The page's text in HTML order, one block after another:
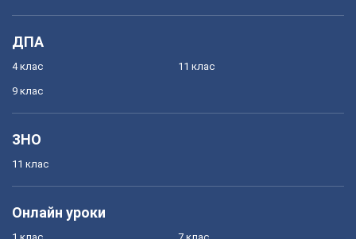
ДПА
4 клас
9 клас
11 клас
ЗНО
11 клас
Онлайн уроки